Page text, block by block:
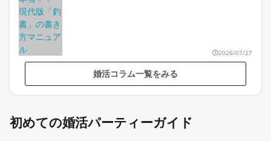
2026/07/27
婚活コラム一覧をみる
初めての婚活パーティーガイド